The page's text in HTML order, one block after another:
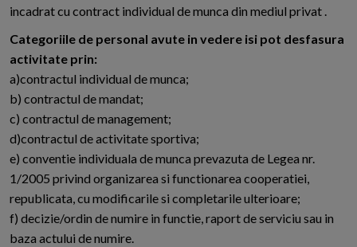
incadrat cu contract individual de munca din mediul privat .
Categoriile de personal avute in vedere isi pot desfasura
activitate prin:
a)contractul individual de munca;
b) contractul de mandat;
c) contractul de management;
d)contractul de activitate sportiva;
e) conventie individuala de munca prevazuta de Legea nr.
1/2005 privind organizarea si functionarea cooperatiei,
republicata, cu modificarile si completarile ulterioare;
f) decizie/ordin de numire in functie, raport de serviciu sau in
baza actului de numire.